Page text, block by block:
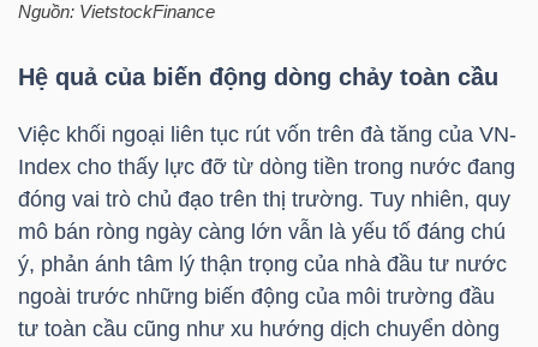
Nguồn: VietstockFinance
Hệ quả của biến động dòng chảy toàn cầu
Việc khối ngoại liên tục rút vốn trên đà tăng của VN-
Index cho thấy lực đỡ từ dòng tiền trong nước đang
đóng vai trò chủ đạo trên thị trường. Tuy nhiên, quy
mô bán ròng ngày càng lớn vẫn là yếu tố đáng chú
ý, phản ánh tâm lý thận trọng của nhà đầu tư nước
ngoài trước những biến động của môi trường đầu
tư toàn cầu cũng như xu hướng dịch chuyển dòng
SECTOR
NĂNG
LƯỢNG